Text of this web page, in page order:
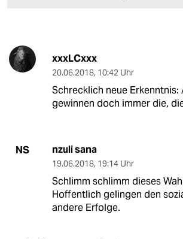
xxxLCxxx
20.06.2018, 10:42 Uhr
Schrecklich neue Erkenntnis:
gewinnen doch immer die,
NS nzuli sana
19.06.2018, 19:14 Uhr
Schlimm schlimm dieses
Hoffentlich gelingen den
andere Erfolge.